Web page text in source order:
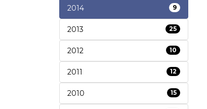
2014 9
2013 25
2012 10
2011 12
2010 15